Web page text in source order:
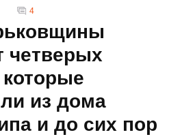
4
четверых
из дома
и до сих пор